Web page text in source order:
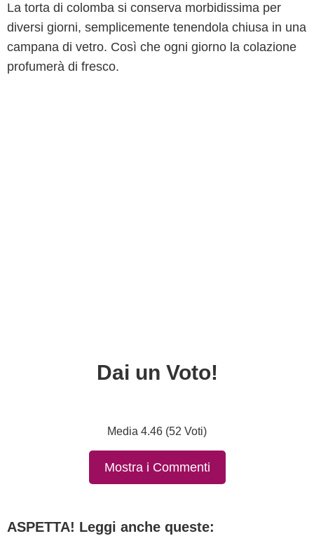
La torta di colomba si conserva morbidissima per
diversi giorni, semplicemente tenendola chiusa in una
campana di vetro. Così che ogni giorno la colazione
profumerà di fresco.
Dai un Voto!
Media 4.46 (52 Voti)
Mostra i Commenti
ASPETTA! Leggi anche queste: